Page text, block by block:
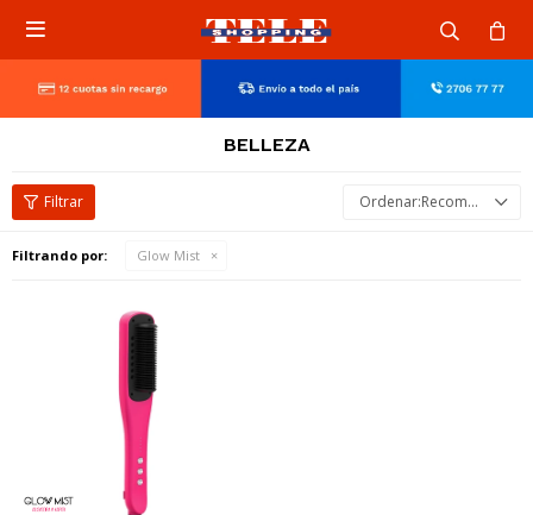

BELLEZA
Recomendados
Filtrando por: Glow Mist